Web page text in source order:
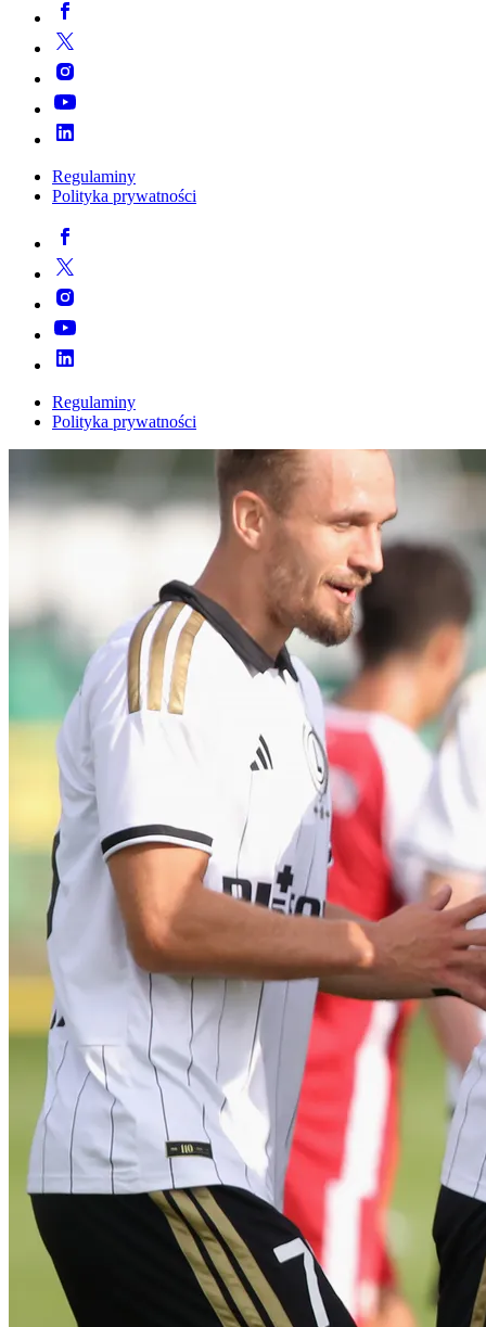
Regulaminy
Polityka prywatności
Regulaminy
Polityka prywatności